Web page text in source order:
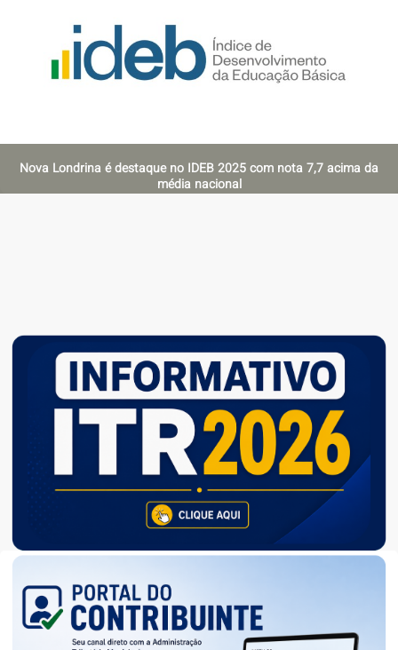
Nova Londrina é destaque no IDEB 2025 com nota 7,7 acima da
média nacional